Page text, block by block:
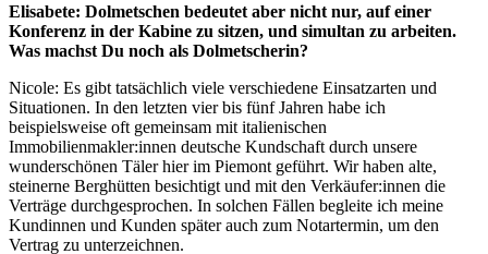
Elisabete: Dolmetschen bedeutet aber nicht nur, auf einer
Konferenz in der Kabine zu sitzen, und simultan zu arbeiten.
Was machst Du noch als Dolmetscherin?
Nicole: Es gibt tatsächlich viele verschiedene Einsatzarten und
Situationen. In den letzten vier bis fünf Jahren habe ich
beispielsweise oft gemeinsam mit italienischen
Immobilienmakler:innen deutsche Kundschaft durch unsere
wunderschönen Täler hier im Piemont geführt. Wir haben alte,
steinerne Berghütten besichtigt und mit den Verkäufer:innen die
Verträge durchgesprochen. In solchen Fällen begleite ich meine
Kundinnen und Kunden später auch zum Notartermin, um den
Vertrag zu unterzeichnen.